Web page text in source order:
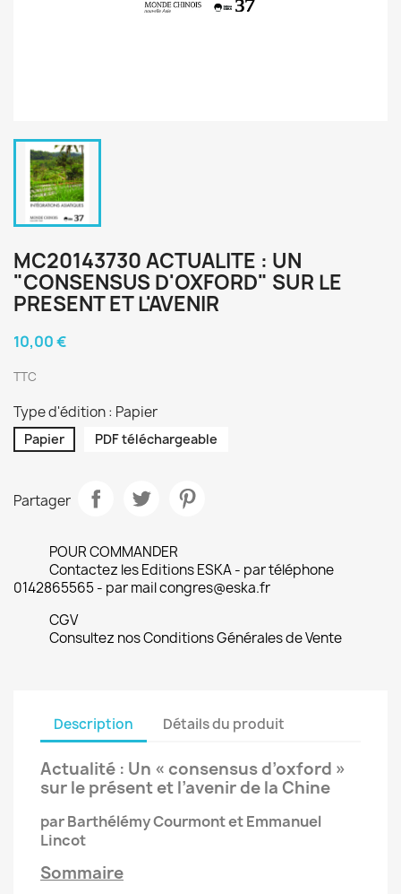
MC20143730 ACTUALITE : UN
"CONSENSUS D'OXFORD" SUR LE
PRESENT ET L'AVENIR
10,00 €
TTC
Type d'édition : Papier
Papier PDF téléchargeable
Partager
POUR COMMANDER
Contactez les Editions ESKA - par téléphone
0142865565 - par mail congres@eska.fr
CGV
Consultez nos Conditions Générales de Vente
Description Détails du produit
Actualité : Un « consensus d’oxford »
sur le présent et l’avenir de la Chine
par Barthélémy Courmont et Emmanuel
Lincot
Sommaire